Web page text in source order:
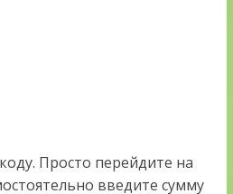
Просто перейдите на
введите сумму